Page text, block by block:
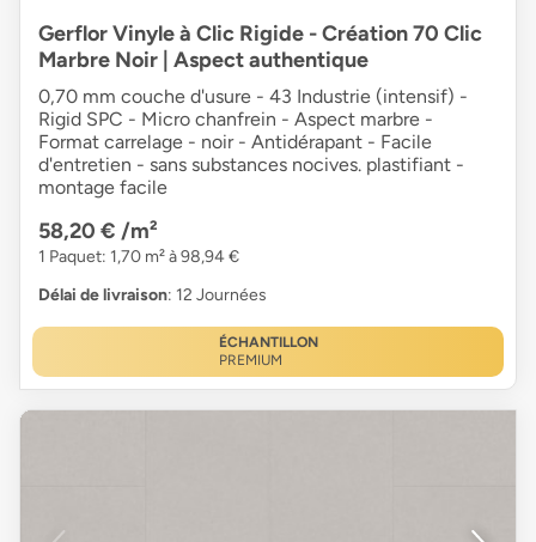
Gerflor Vinyle à Clic Rigide - Création 70 Clic
Marbre Noir | Aspect authentique
0,70 mm couche d'usure - 43 Industrie (intensif) -
Rigid SPC - Micro chanfrein - Aspect marbre -
Format carrelage - noir - Antidérapant - Facile
d'entretien - sans substances nocives. plastifiant -
montage facile
58,20 € /m²
1 Paquet: 1,70 m² à 98,94 €
Délai de livraison: 12 Journées
ÉCHANTILLON
PREMIUM